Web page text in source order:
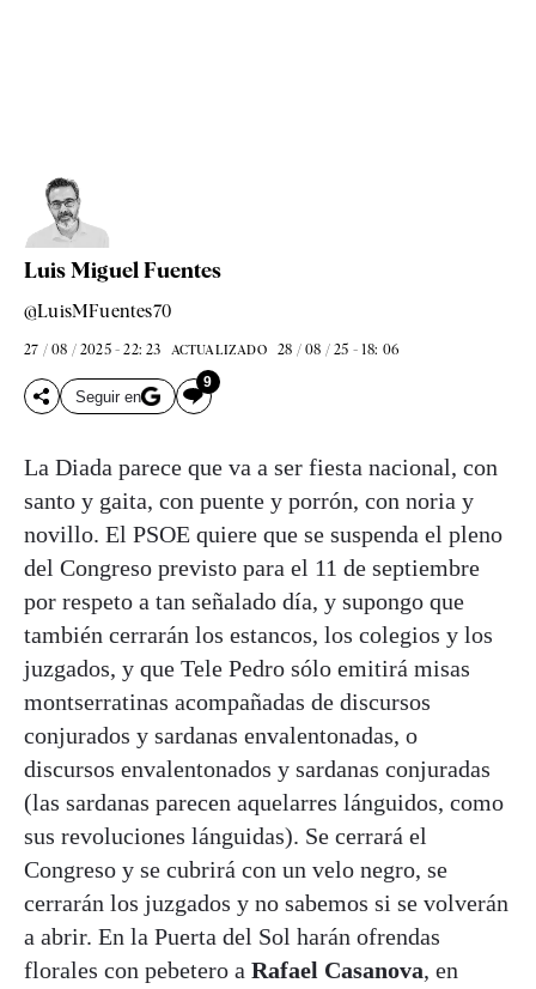
Luis Miguel Fuentes
@LuisMFuentes70
27 / 08 / 2025 - 22: 23 ACTUALIZADO 28 / 08 / 25 - 18: 06
Seguir en
9
La Diada parece que va a ser fiesta nacional, con
santo y gaita, con puente y porrón, con noria y
novillo. El PSOE quiere que se suspenda el pleno
del Congreso previsto para el 11 de septiembre
por respeto a tan señalado día, y supongo que
también cerrarán los estancos, los colegios y los
juzgados, y que Tele Pedro sólo emitirá misas
montserratinas acompañadas de discursos
conjurados y sardanas envalentonadas, o
discursos envalentonados y sardanas conjuradas
(las sardanas parecen aquelarres lánguidos, como
sus revoluciones lánguidas). Se cerrará el
Congreso y se cubrirá con un velo negro, se
cerrarán los juzgados y no sabemos si se volverán
a abrir. En la Puerta del Sol harán ofrendas
florales con pebetero a Rafael Casanova, en